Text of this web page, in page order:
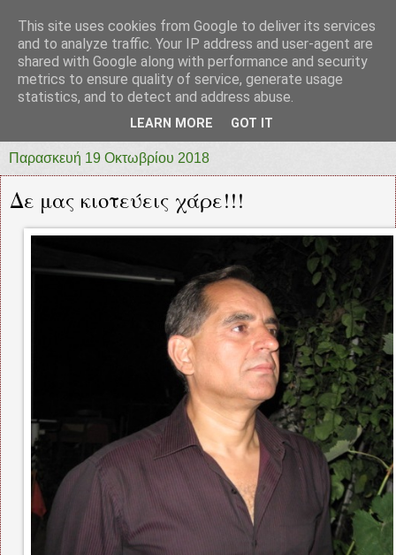
prototypia
"ΠΡΩΤΟΤΥΠΙΑ" * ΑΝΕΞΑΡΤΗΤΗ-ΗΛΕΚΤΡΟΝΙΚΗ-
Παρασκευή 19 Οκτωβρίου 2018
Δε μας κιοτεύεις χάρε!!!
This site uses cookies from Google to deliver its services
and to analyze traffic. Your IP address and user-agent are
shared with Google along with performance and security
metrics to ensure quality of service, generate usage
statistics, and to detect and address abuse.
LEARN MORE GOT IT